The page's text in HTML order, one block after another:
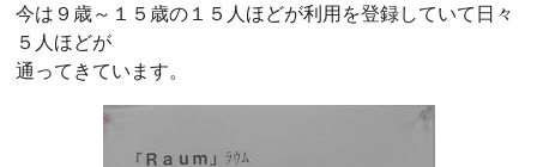
今は９歳～１５歳の１５人ほどが利用を登録していて日々
５人ほどが
通ってきています。